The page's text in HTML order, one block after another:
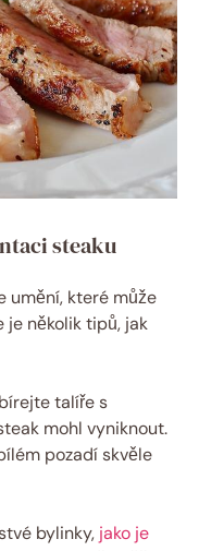
steaku
umění, které může
je několik tipů, jak
talíře s
mohl vyniknout.
pozadí skvěle
bylinky, jako je